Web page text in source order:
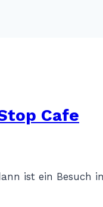
Cafe
ist ein Besuch